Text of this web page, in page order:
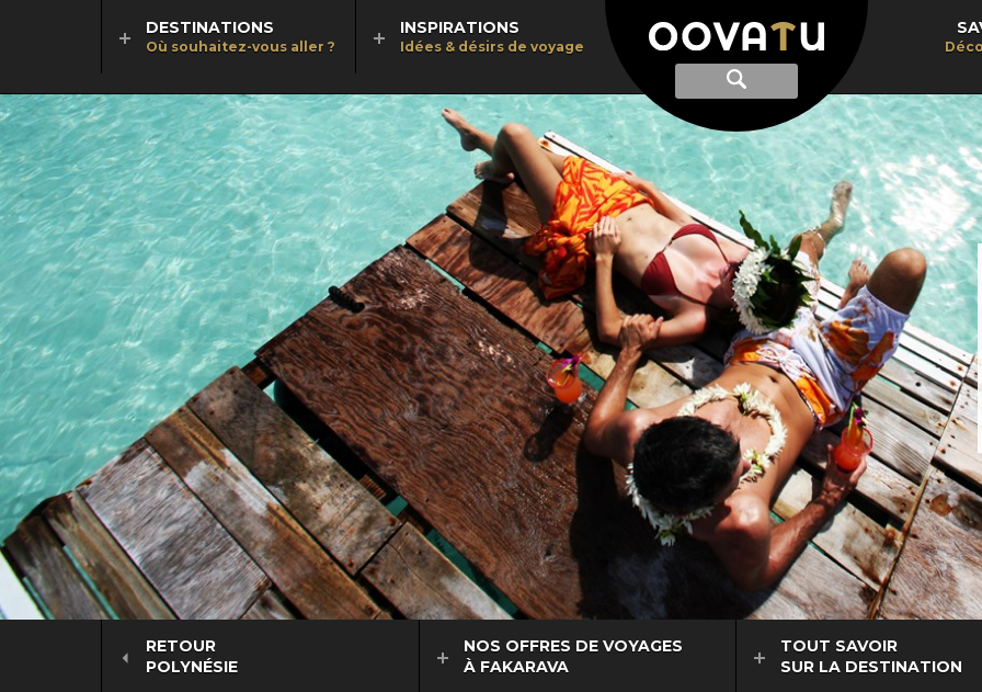
Afficher
recherche
Recherche
DESTINATIONS
Où souhaitez-vous aller ?
INSPIRATIONS
Idées & désirs de voyage
RETOUR
POLYNÉSIE
NOS OFFRES DE VOYAGES
À FAKARAVA
TOUT SAVOIR
SUR LA DESTINATION